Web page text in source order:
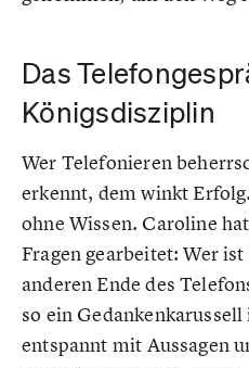
Das
Königsdisziplin
Wer Telefonieren
erkennt, dem winkt
ohne Wissen. Caroline
Fragen gearbeitet: Wer
anderen Ende des
so ein
entspannt mit Aussagen